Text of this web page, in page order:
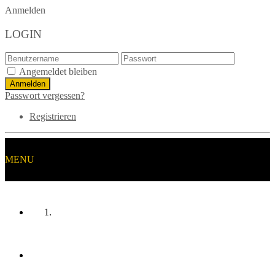
Anmelden
LOGIN
Angemeldet bleiben
Passwort vergessen?
Registrieren
MENU